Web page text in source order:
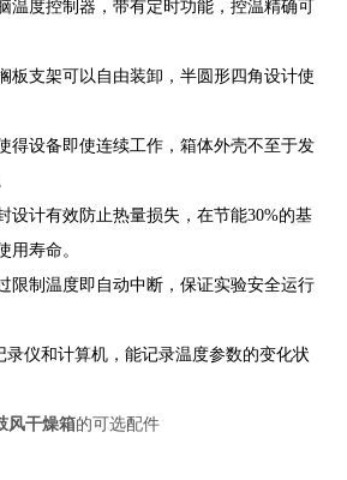
温度控制器，带有定时功能，控温精确可
板支架可以自由装卸，半圆形四角设计使
得设备即使连续工作，箱体外壳不至于发
设计有效防止热量损失，在节能30%的基
用寿命。
限制温度即自动中断，保证实验安全运行
录仪和计算机，能记录温度参数的变化状
风干燥箱的可选配件